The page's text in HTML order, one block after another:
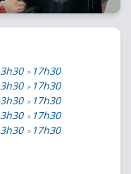
17h30
17h30
17h30
17h30
17h30